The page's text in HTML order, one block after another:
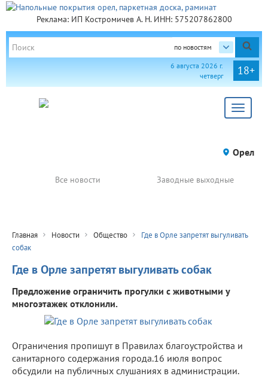
Реклама: ИП Костромичев А. Н. ИНН: 575207862800
по новостям
18+
6 августа 2026 г.
четверг
Toggle
Орел
Все новости Заводные выходные
Главная Новости Общество
Где в Орле запретят выгуливать
собак
Где в Орле запретят выгуливать собак
Предложение ограничить прогулки с животными у
многоэтажек отклонили.
Ограничения пропишут в Правилах благоустройства и
санитарного содержания города.16 июля вопрос
обсудили на публичных слушаниях в администрации.